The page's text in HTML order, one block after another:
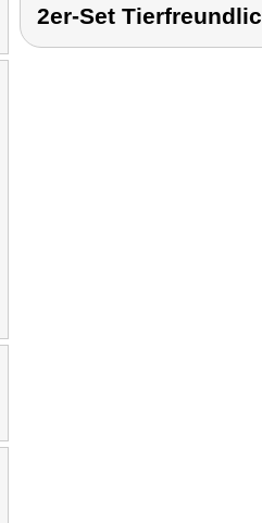
2er-Set